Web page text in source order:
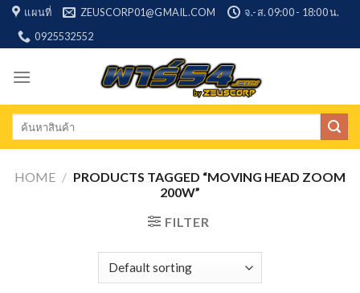
Skip
content
แผนที่ ZEUSCORP01@GMAIL.COM
จ.-ส. 09:00 - 18:00 น.
0925532552
Search
HOME / PRODUCTS TAGGED “MOVING HEAD ZOOM
200W”
FILTER